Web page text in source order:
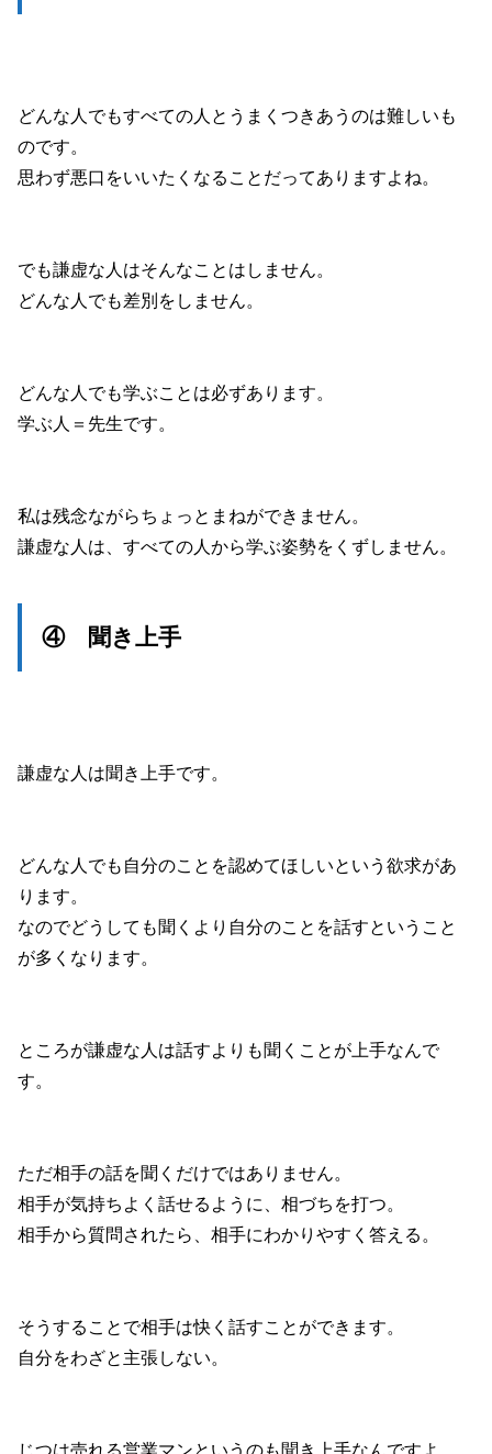
どんな人でもすべての人とうまくつきあうのは難しいも
のです。
思わず悪口をいいたくなることだってありますよね。
でも謙虚な人はそんなことはしません。
どんな人でも差別をしません。
どんな人でも学ぶことは必ずあります。
学ぶ人＝先生です。
私は残念ながらちょっとまねができません。
謙虚な人は、すべての人から学ぶ姿勢をくずしません。
④ 聞き上手
謙虚な人は聞き上手です。
どんな人でも自分のことを認めてほしいという欲求があ
ります。
なのでどうしても聞くより自分のことを話すということ
が多くなります。
ところが謙虚な人は話すよりも聞くことが上手なんで
す。
ただ相手の話を聞くだけではありません。
相手が気持ちよく話せるように、相づちを打つ。
相手から質問されたら、相手にわかりやすく答える。
そうすることで相手は快く話すことができます。
自分をわざと主張しない。
じつは売れる営業マンというのも聞き上手なんですよ。